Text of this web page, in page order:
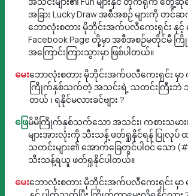
အခြား Lucky Draw အစီအစဉ် များကို တင်ဆ
ဘောလုံးစတား မိုဘိုင်းအက်ပလီကေးရှင်း နှင့်
Facebook Page တို့မှာ အစီအစဉ်မတိုင်မီ
အကြောင်းကြားသွားမှာ ဖြစ်ပါတယ်။
မေးဘောလုံးစတား မိုဘိုင်းအက်ပလီကေးရှင်း မှာ
ကြိုက်နှစ်သက်တဲ့ အသင်းရဲ့ သတင်းကြီးဘဲ သီ
တယ် ၊ ရနိုင်မလားခင်ဗျား ?
ဖြေမိမိကြိုက်နှစ်သက်သော အသင်း၊ ကစားသမား၊
များအားလုံးကို သီးသန့် ဖတ်ရှုနိုင်ရန် ပြုလုပ်
သတင်းများ၏ အောက်ခြေတွင်ပါဝင် သော
သီးသန့်ရယူ ဖတ်ရှုနိုင်ပါတယ်။
မေးဘောလုံးစတား မိုဘိုင်းအက်ပလီကေးရှင်း မှ